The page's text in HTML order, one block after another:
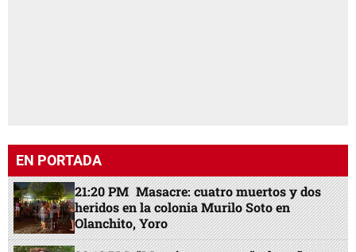
EN PORTADA
21:20 PM Masacre: cuatro muertos y dos
heridos en la colonia Murilo Soto en
Olanchito, Yoro